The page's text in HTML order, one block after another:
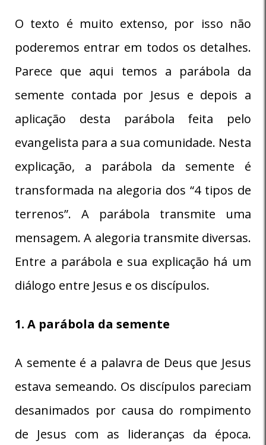
O texto é muito extenso, por isso não
poderemos entrar em todos os detalhes.
Parece que aqui temos a parábola da
semente contada por Jesus e depois a
aplicação desta parábola feita pelo
evangelista para a sua comunidade. Nesta
explicação, a parábola da semente é
transformada na alegoria dos “4 tipos de
terrenos”. A parábola transmite uma
mensagem. A alegoria transmite diversas.
Entre a parábola e sua explicação há um
diálogo entre Jesus e os discípulos.
1. A parábola da semente
A semente é a palavra de Deus que Jesus
estava semeando. Os discípulos pareciam
desanimados por causa do rompimento
de Jesus com as lideranças da época.